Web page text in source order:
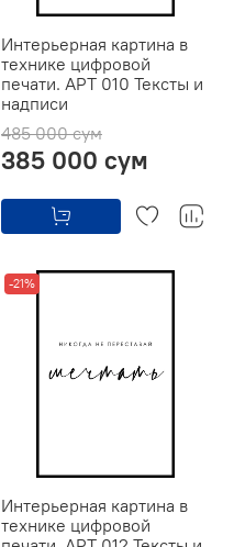
Интерьерная картина в
технике цифровой
печати. АРТ 010 Тексты и
надписи
485 000 сум
385 000 сум
-21%
Интерьерная картина в
технике цифровой